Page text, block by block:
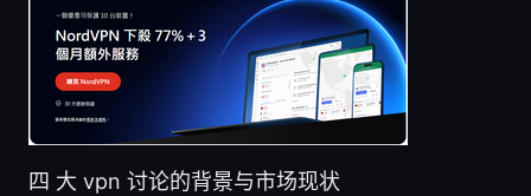
四 大 vpn 讨论的背景与市场现状